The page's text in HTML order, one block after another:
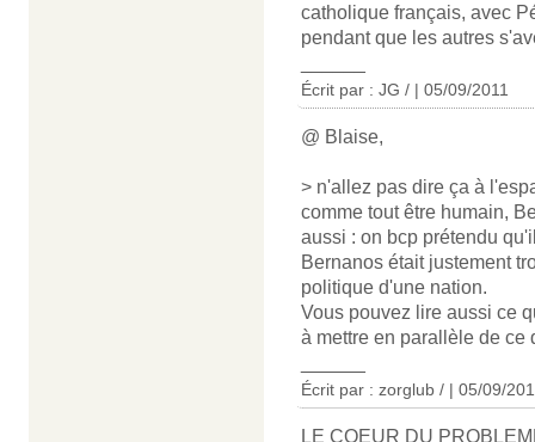
catholique français, avec
pendant que les autres
Écrit par : JG / | 05/09/2011
@ Blaise,
> n'allez pas dire ça à
comme tout être humain,
aussi : on bcp prétendu
Bernanos était justement
politique d'une nation.
Vous pouvez lire aussi ce
à mettre en parallèle de ce
Écrit par : zorglub / | 05/09/
LE COEUR DU